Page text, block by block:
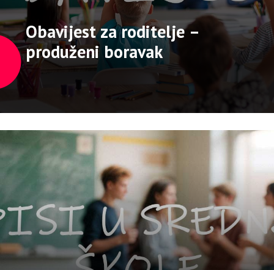
Obavijest za roditelje –
produženi boravak